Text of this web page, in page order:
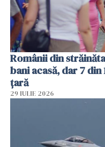
Românii din
bani acasă, dar 7
țară
29 IULIE 2026